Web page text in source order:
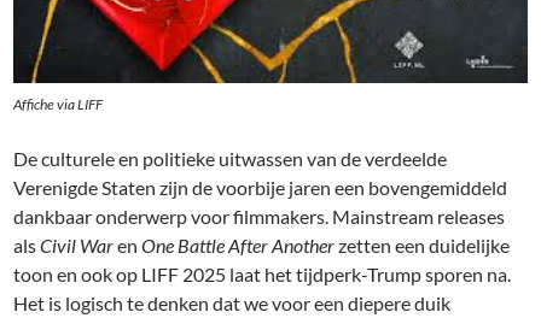
Affiche via LIFF
De culturele en politieke uitwassen van de verdeelde
Verenigde Staten zijn de voorbije jaren een bovengemiddeld
dankbaar onderwerp voor filmmakers. Mainstream releases
alsCivil WarenOne Battle After Anotherzetten een duidelijke
toon en ook op LIFF 2025 laat het tijdperk-Trump sporen na.
Het is logisch te denken dat we voor een diepere duik